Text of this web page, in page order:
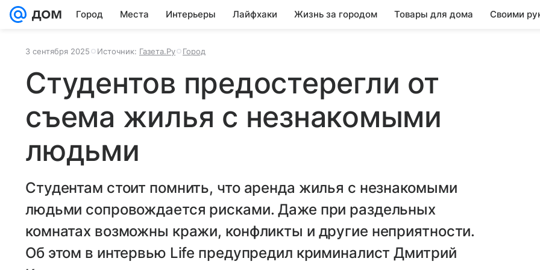
Город Места Интерьеры Лайфхаки Жизнь за городом Товары для дома Своими
3 сентября 2025 Источник: Газета.Ру Город
Студентов предостерегли от
съема жилья с незнакомыми
людьми
Студентам стоит помнить, что аренда жилья с незнакомыми
людьми сопровождается рисками. Даже при раздельных
комнатах возможны кражи, конфликты и другие неприятности.
Об этом в интервью Life предупредил криминалист Дмитрий